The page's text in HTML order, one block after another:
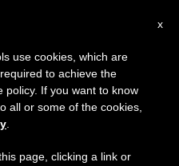
di Dio: che
x
use cookies, which are
to achieve the
policy. If you want to know
all or some of the cookies,
page, clicking a link or